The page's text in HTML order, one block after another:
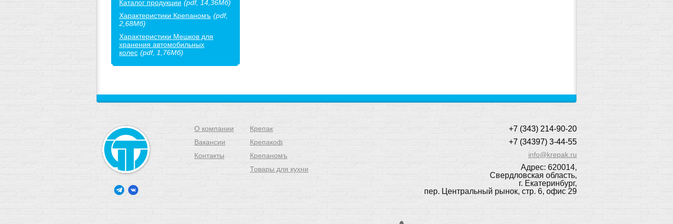
Каталог продукции (pdf, 14,36Мб)
Характеристики Крепаномъ (pdf,
2,68Мб)
Характеристики Мешков для
хранения автомобильных
колес (pdf, 1,76Мб)
О компании
Вакансии
Контакты
Крепак
Крепакоф
Крепаномъ
Товары для кухни
+7 (343) 214-90-20
+7 (34397) 3-44-55
info@krepak.ru
Адрес: 620014,
Свердловская область,
г. Екатеринбург,
пер. Центральный рынок, стр. 6, офис 29